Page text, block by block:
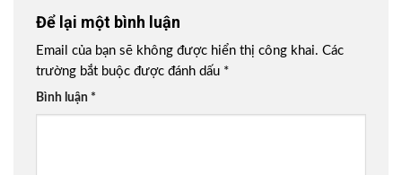
Để lại một bình luận
Email của bạn sẽ không được hiển thị công khai. Các
trường bắt buộc được đánh dấu *
Bình luận *